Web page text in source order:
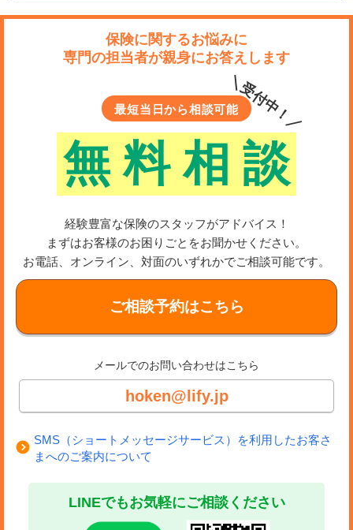
保険に関するお悩みに
専門の担当者が親身にお答えします
最短当日から相談可能
無 料 相 談
＼受付中！／
経験豊富な保険のスタッフがアドバイス！
まずはお客様のお困りごとをお聞かせください。
お電話、オンライン、対面のいずれかでご相談可能です。
ご相談予約はこちら
メールでのお問い合わせはこちら
hoken@lify.jp
SMS（ショートメッセージサービス）を利用したお客さ
まへのご案内について
LINEでもお気軽にご相談ください